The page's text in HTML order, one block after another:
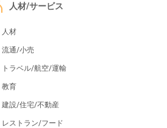
人材/サービス
人材
流通/小売
トラベル/航空/運輸
教育
建設/住宅/不動産
レストラン/フード